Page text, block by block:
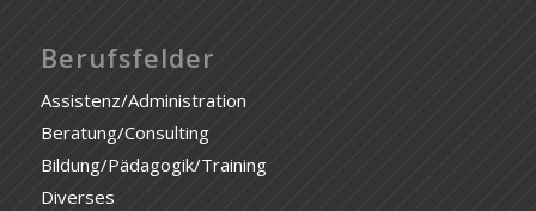
Berufsfelder
Assistenz/Administration
Beratung/Consulting
Bildung/Pädagogik/Training
Diverses